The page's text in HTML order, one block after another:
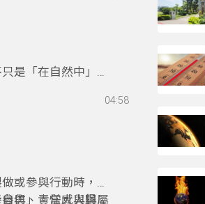
是「在自然中」，
還需要更多引導與
外的教育旅程，也
04:58
或參與行動時，他
信、責任感與歸屬
與」。當大人與孩